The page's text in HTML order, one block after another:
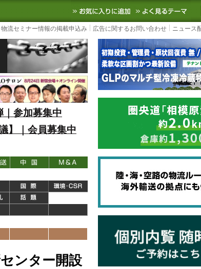
スサイト
3PL, SCMなど国内外の最新の物流ニュースをお届け
お気に入りに追加
物流セミナー情報の掲載申込み 広告に関するお問い合わせ ニュース
参加募集中
】｜会員募集中
ンター開設